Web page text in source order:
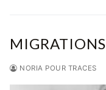
NORIA POUR TRACES